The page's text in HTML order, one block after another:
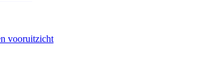
vooruitzicht